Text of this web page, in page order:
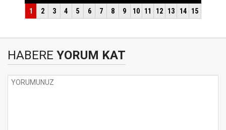
HABERE YORUM KAT